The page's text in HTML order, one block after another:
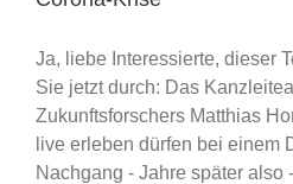
Ja, liebe Interessierte, dieser
Sie jetzt durch: Das
Zukunftsforschers Matthias
live erleben dürfen bei einem
Nachgang - Jahre später also